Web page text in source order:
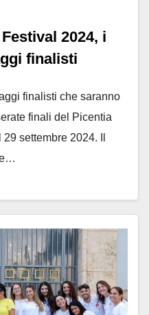
2024, i
finalisti
finalisti che saranno
finali del Picentia
settembre 2024. Il